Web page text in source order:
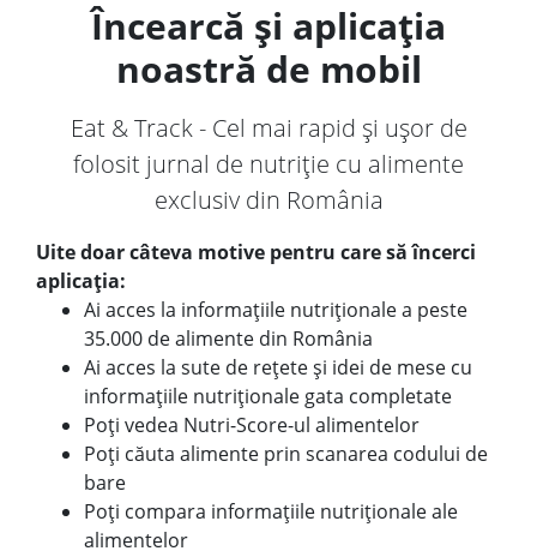
Încearcă și aplicația
noastră de mobil
Eat & Track - Cel mai rapid și ușor de
folosit jurnal de nutriție cu alimente
exclusiv din România
Uite doar câteva motive pentru care să încerci
aplicația:
Ai acces la informațiile nutriționale a peste
35.000 de alimente din România
Ai acces la sute de rețete și idei de mese cu
informațiile nutriționale gata completate
Poți vedea Nutri-Score-ul alimentelor
Poți căuta alimente prin scanarea codului de
bare
Poți compara informațiile nutriționale ale
alimentelor